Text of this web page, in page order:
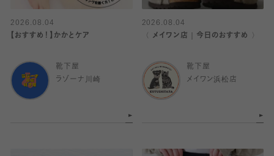
2026.08.04
【おすすめ！】かかとケア
靴下屋
ラゾーナ川崎
2026.08.04
〈 メイワン店｜今日のおすすめ 〉
靴下屋
メイワン浜松店